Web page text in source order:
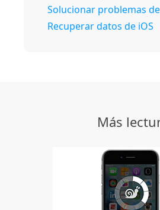
Solucionar problemas
Recuperar datos de iOS
Más